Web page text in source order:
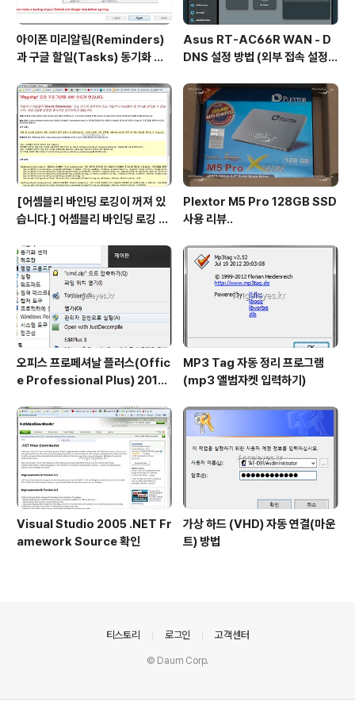
아이폰 미리알림(Reminders)
과 구글 할일(Tasks) 동기화 하
Asus RT-AC66R WAN - D
DNS 설정 방법 (외부 접속 설정
[어셈블리 바인딩 로깅이 꺼져 있
습니다.] 어셈블리 바인딩 로깅 시
Plextor M5 Pro 128GB SSD
사용 리뷰..
오피스 프로페셔날 플러스(Offic
e Professional Plus) 2013,
드 활용하여 확인, 삭제, 인증
MP3 Tag 자동 정리 프로그램
(mp3 앨범자켓 입력하기)
Visual Studio 2005 .NET Fr
amework Source 확인
가상 하드 (VHD) 자동 연결(마운
트) 방법
티스토리 로그인 고객센터
© Daum Corp.